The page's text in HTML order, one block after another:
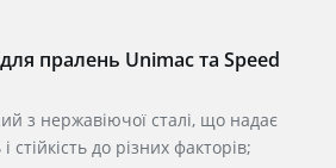
пралень Unimac та Speed
з нержавіючої сталі, що надає
стійкість до різних факторів;